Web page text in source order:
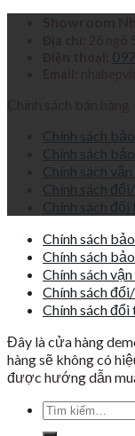
Chính sách
Chính sách
Chính sách
Chính sách
Chính sách đổi
Chính sách
Chính sách
Chính sách
Chính sách
Chính sách đổi
Đây là cửa hàng
hàng sẽ không có
được hướng dẫn
Tìm
kiếm: